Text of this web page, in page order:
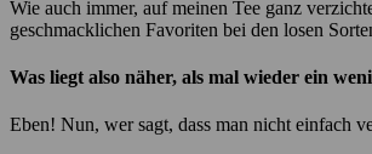
Wie auch immer, auf meinen Tee ganz
geschmacklichen Favoriten bei den losen
Was liegt also näher, als mal wieder ein
Eben! Nun, wer sagt, dass man nicht einfach